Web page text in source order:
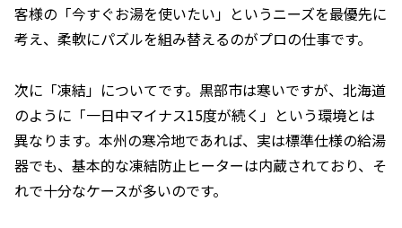
客様の「今すぐお湯を使いたい」というニーズを最優先に
考え、柔軟にパズルを組み替えるのがプロの仕事です。
次に「凍結」についてです。黒部市は寒いですが、北海道
のように「一日中マイナス15度が続く」という環境とは
異なります。本州の寒冷地であれば、実は標準仕様の給湯
器でも、基本的な凍結防止ヒーターは内蔵されており、そ
れで十分なケースが多いのです。